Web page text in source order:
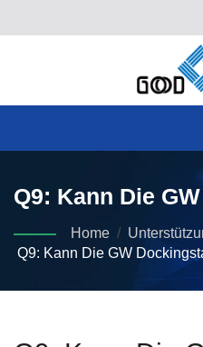
Q9: Kann Die
Den Laptop
Home /
Q9: Kann Die GW